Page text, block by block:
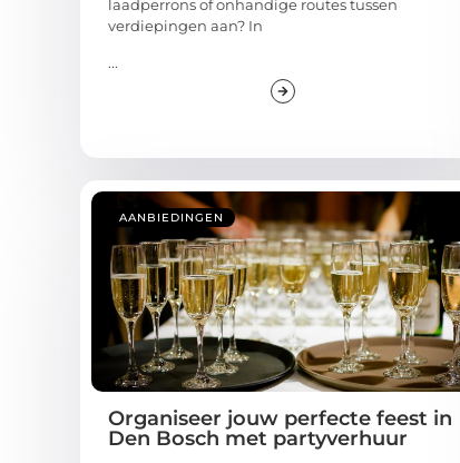
laadperrons of onhandige routes tussen
verdiepingen aan? In
...
AANBIEDINGEN
Organiseer jouw perfecte feest in
Den Bosch met partyverhuur